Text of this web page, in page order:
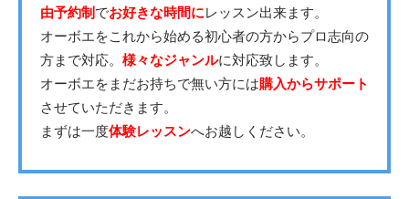
由予約制でお好きな時間にレッスン出来ます。
オーボエをこれから始める初心者の方からプロ志向の
方まで対応。 様々なジャンルに対応致します。
オーボエをまだお持ちで無い方には購入からサポート
させていただきます。
まずは一度体験レッスンへお越しください。